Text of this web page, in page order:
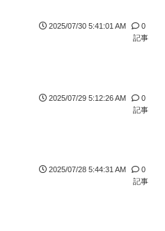
2025/07/30 5:41:01 AM
0
記事
2025/07/29 5:12:26 AM
0
記事
2025/07/28 5:44:31 AM
0
記事